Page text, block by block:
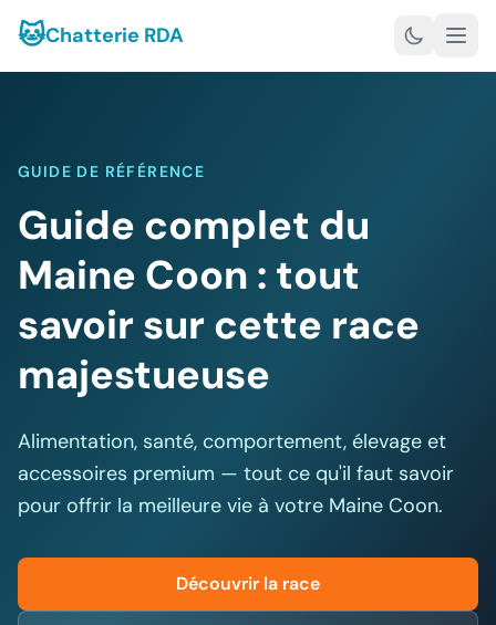
🐱Chatterie RDA
GUIDE DE RÉFÉRENCE
Guide complet du
Maine Coon : tout
savoir sur cette race
majestueuse
Alimentation, santé, comportement, élevage et
accessoires premium — tout ce qu'il faut savoir
pour offrir la meilleure vie à votre Maine Coon.
Découvrir la race